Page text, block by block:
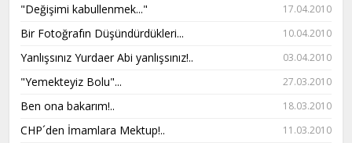
"Değişimi kabullenmek..." 17.04.2010
Bir Fotoğrafın Düşündürdükleri... 10.04.2010
Yanlışsınız Yurdaer Abi yanlışsınız!.. 03.04.2010
"Yemekteyiz Bolu"... 27.03.2010
Ben ona bakarım!.. 18.03.2010
CHP´den İmamlara Mektup!.. 11.03.2010